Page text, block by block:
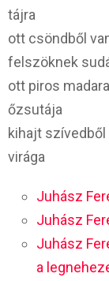
tájra
ott csöndből
felszöknek
ott piros
őzsutája
kihajt
virága
Juhász
Juhász
Juhász
a